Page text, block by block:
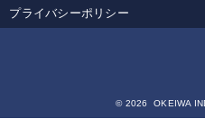
プライバシーポリシー
© 2026 OKEIWA